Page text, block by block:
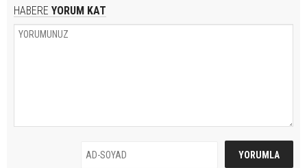
HABERE YORUM KAT